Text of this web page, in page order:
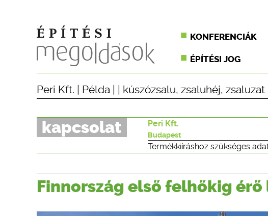
KONFERENCIÁK
ÉPÍTÉSI JOG
Peri Kft. Példa kúszózsalu, zsaluhéj, zsaluzat
kapcsolat Peri Kft.
Budapest
Termékkiíráshoz szükséges
Finnország első felhőkig érő